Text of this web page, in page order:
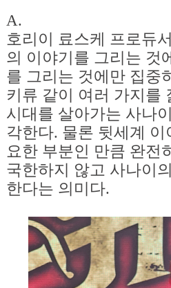
A.
호리이 료스케 프로듀
의 이야기를 그리는 것
를 그리는 것에만 집중
키류 같이 여러 가지를
시대를 살아가는 사나
각한다. 물론 뒷세계
요한 부분인 만큼 완전
국한하지 않고 사나이
한다는 의미다.